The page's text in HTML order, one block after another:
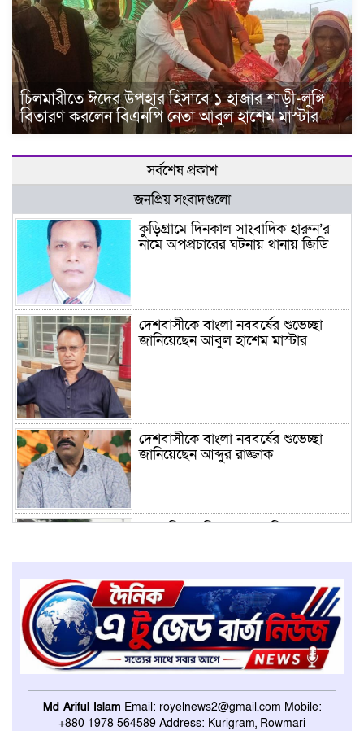
চিলমারীতে ঈদের উপহার হিসাবে ১ হাজার শাড়ী-লুঙ্গি
বিতারণ করলেন বিএনপি নেতা আবুল হাশেম মাস্টার
সর্বশেষ প্রকাশ
জনপ্রিয় সংবাদগুলো
কুড়িগ্রামে দিনকাল সাংবাদিক হারুন’র
নামে অপপ্রচারের ঘটনায় থানায় জিডি
দেশবাসীকে বাংলা নববর্ষের শুভেচ্ছা
জানিয়েছেন আবুল হাশেম মাস্টার
দেশবাসীকে বাংলা নববর্ষের শুভেচ্ছা
জানিয়েছেন আব্দুর রাজ্জাক
সাংবাদিক তুহিন হত্যার প্রতিবাদে
রৌমারীতে শহীদ প্রেসিডেন্ট জিয়াউর
রহমান স্মৃতি ফুটবল টুর্ণামেন্টের উদ্বোধন
জানিয়েছেন মেহেদী হাসান বাবু
Md Ariful Islam Email: royelnews2@gmail.com Mobile:
+880 1978 564589 Address: Kurigram, Rowmari